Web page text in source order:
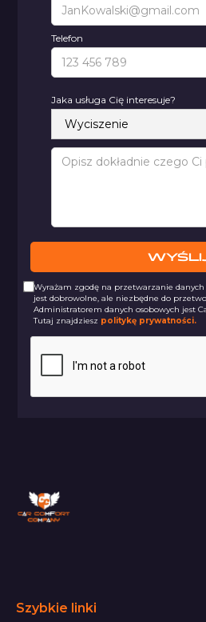
Telefon
Jaka usługa Cię interesuje?
Wyrażam zgodę na przetwarzanie danych
jest dobrowolne, ale niezbędne do
Administratorem danych osobowych jest
Tutaj znajdziesz politykę prywatności.
Szybkie linki